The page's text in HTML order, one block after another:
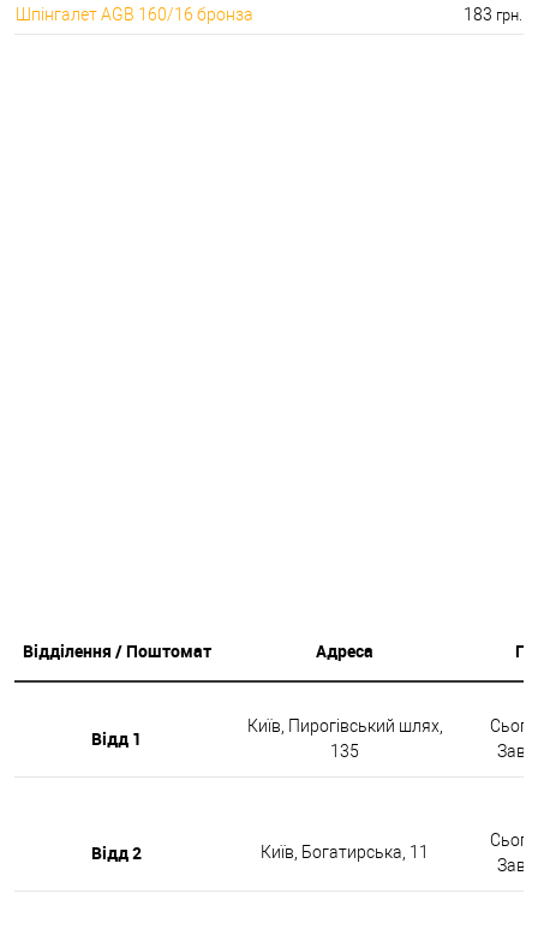
Шпінгалет AGB 160/16 бронза 183 грн.
Відділення / Поштомат Адреса
Відд 1
Київ, Пирогівський шлях,
135
Відд 2 Київ, Богатирська, 11